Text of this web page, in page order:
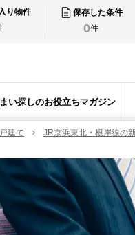
り物件 保存した条件
0件
い探しのお役立ちマガジン
建て
JR京浜東北・根岸線の